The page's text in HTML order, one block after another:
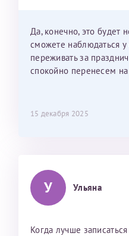
Да, конечно, это будет
сможете наблюдаться у
переживать за
спокойно перенесем на
15 декабря 2025
У Ульяна
Когда лучше